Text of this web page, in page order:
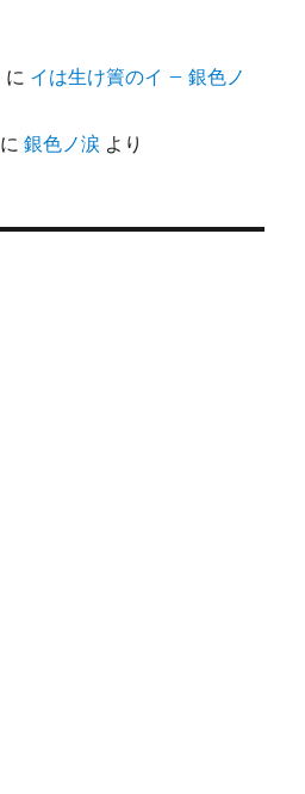
に イは生け簀のイ – 銀色ノ
に銀色ノ涙 より